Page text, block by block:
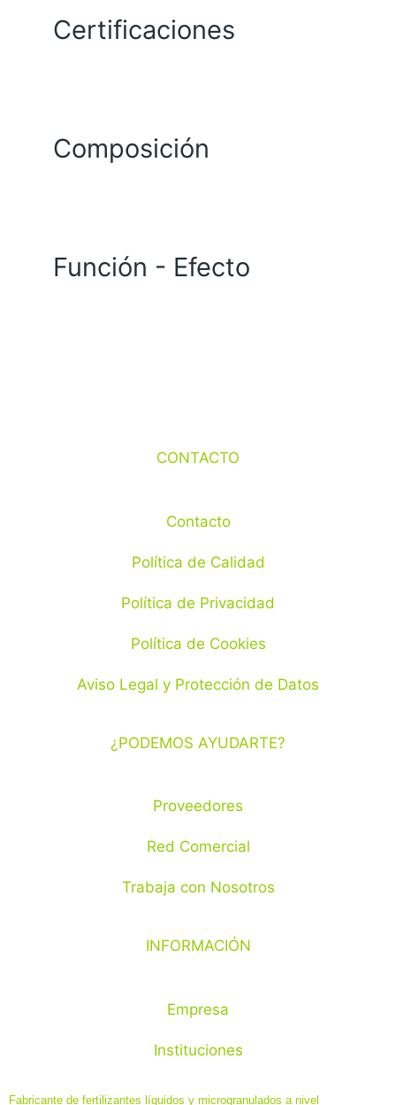
Certificaciones
Composición
Función - Efecto
CONTACTO
Contacto
Política de Calidad
Política de Privacidad
Política de Cookies
Aviso Legal y Protección de Datos
¿PODEMOS AYUDARTE?
Proveedores
Red Comercial
Trabaja con Nosotros
INFORMACIÓN
Empresa
Instituciones
Fabricante de fertilizantes líquidos y microgranulados a nivel